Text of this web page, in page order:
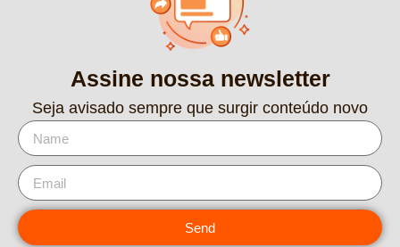
Assine nossa newsletter
Seja avisado sempre que surgir conteúdo novo
Send